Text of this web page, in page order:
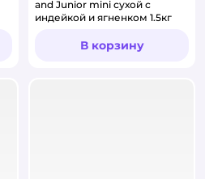
and Junior mini сухой с
индейкой и ягненком 1.5кг
В корзину